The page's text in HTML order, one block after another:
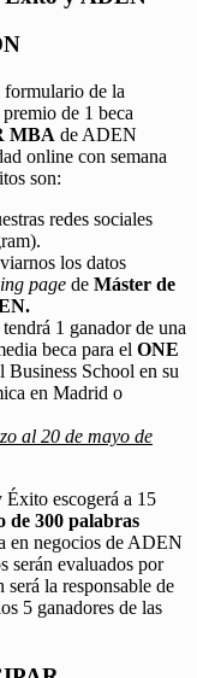
formulario de la
de 1 beca
MBA de ADEN
online con semana
son:
redes sociales
los datos
page de Máster de
1 ganador de una
beca para el ONE
School en su
en Madrid o
al 20 de mayo de
escogerá a 15
de 300 palabras
en negocios de ADEN
serán evaluados por
la responsable de
5 ganadores de las